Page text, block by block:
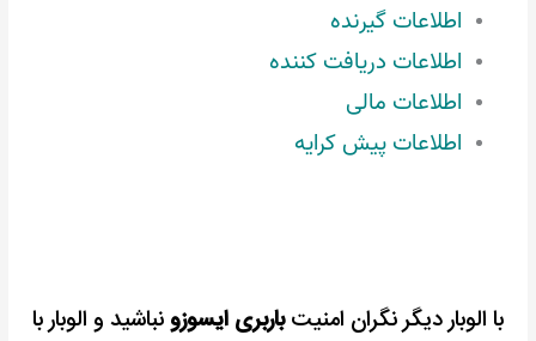
اطلاعات گیرنده
اطلاعات دریافت کننده
اطلاعات مالی
اطلاعات پیش کرایه
با الوبار دیگر نگران امنیتباربری ایسوزونباشید و الوبار با